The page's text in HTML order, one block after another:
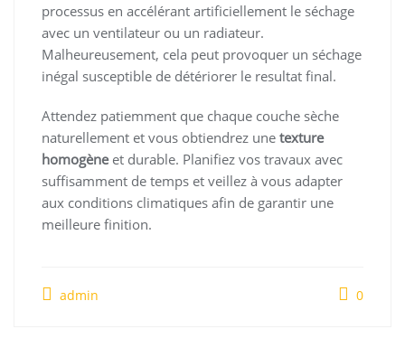
processus en accélérant artificiellement le séchage
avec un ventilateur ou un radiateur.
Malheureusement, cela peut provoquer un séchage
inégal susceptible de détériorer le resultat final.
Attendez patiemment que chaque couche sèche
naturellement et vous obtiendrez une texture
homogèneet durable. Planifiez vos travaux avec
suffisamment de temps et veillez à vous adapter
aux conditions climatiques afin de garantir une
meilleure finition.
admin 0